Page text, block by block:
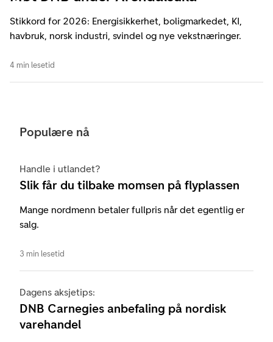
Stikkord for 2026: Energisikkerhet, boligmarkedet, KI,
havbruk, norsk industri, svindel og nye vekstnæringer.
4 min lesetid
Populære nå
Handle i utlandet?
Slik får du tilbake momsen på flyplassen
Mange nordmenn betaler fullpris når det egentlig er
salg.
3 min lesetid
Dagens aksjetips:
DNB Carnegies anbefaling på nordisk
varehandel